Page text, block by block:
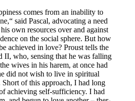
comes from an ina­bi­li­ty to
said Pas­cal, advo­ca­ting a need
own resour­ces over and against
on the social sphe­re. But how
achie­ved in love? Proust tells the
II, who, sens­ing that he was fal­ling
wives in his harem, at once had
did not wish to live in spi­ri­tu­al
Short of this approach, I had long
achie­ving self-suf­fi­ci­en­cy. I had